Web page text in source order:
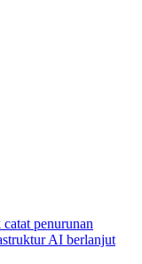
penurunan
AI berlanjut